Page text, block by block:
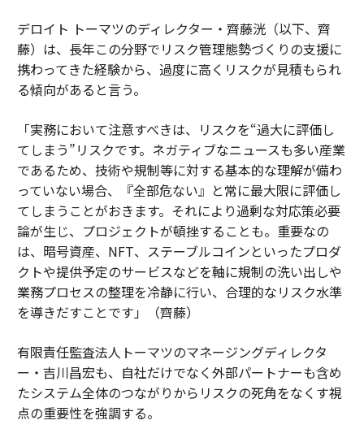
デロイト トーマツのディレクター・齊藤洸（以下、齊
藤）は、長年この分野でリスク管理態勢づくりの支援に
携わってきた経験から、過度に高くリスクが見積もられ
る傾向があると言う。
「実務において注意すべきは、リスクを“過大に評価し
てしまう”リスクです。ネガティブなニュースも多い産業
であるため、技術や規制等に対する基本的な理解が備わ
っていない場合、『全部危ない』と常に最大限に評価し
てしまうことがおきます。それにより過剰な対応策必要
論が生じ、プロジェクトが頓挫することも。重要なの
は、暗号資産、NFT、ステーブルコインといったプロダ
クトや提供予定のサービスなどを軸に規制の洗い出しや
業務プロセスの整理を冷静に行い、合理的なリスク水準
を導きだすことです」（齊藤）
有限責任監査法人トーマツのマネージングディレクタ
ー・吉川昌宏も、自社だけでなく外部パートナーも含め
たシステム全体のつながりからリスクの死角をなくす視
点の重要性を強調する。